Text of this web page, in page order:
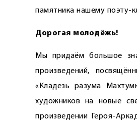
памятника нашему поэту-
Дорогая молодёжь!
Мы придаём большое
произведений,
«Кладезь разума
художников на новые
произведении Героя-